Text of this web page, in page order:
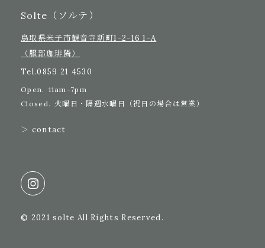
Solte（ソルテ）
鳥取県米子市観音寺新町1-2-16 1-A
（服部珈琲隣）
Tel.0859 21 4530
Open. 11am-7pm
Closed. 火曜日・隔週水曜日（祝日の場合は営業）
＞ contact
© 2021 solte All Rights Reserved.